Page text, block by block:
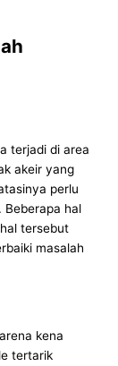
terjadi di area
akeir yang
perlu
Beberapa hal
tersebut
masalah
kena
tertarik